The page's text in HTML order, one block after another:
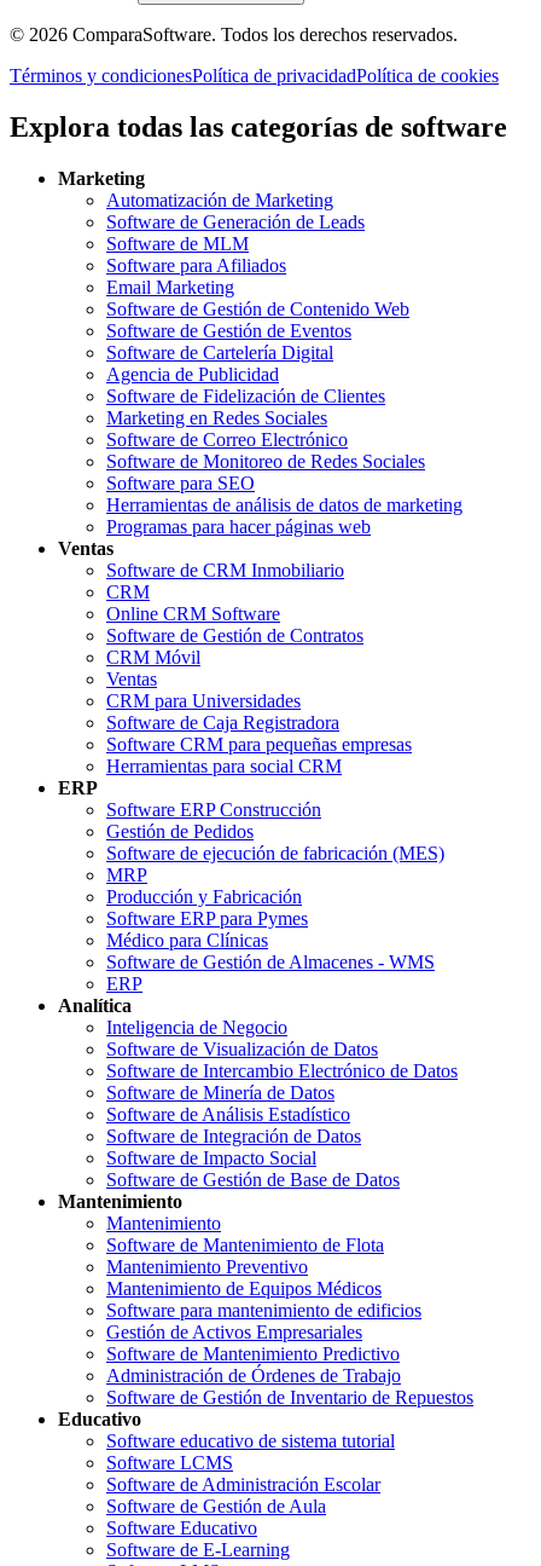
© 2026 ComparaSoftware. Todos los derechos reservados.
Términos y condicionesPolítica de privacidadPolítica de cookies
Explora todas las categorías de software
Marketing
Automatización de Marketing
Software de Generación de Leads
Software de MLM
Software para Afiliados
Email Marketing
Software de Gestión de Contenido Web
Software de Gestión de Eventos
Software de Cartelería Digital
Agencia de Publicidad
Software de Fidelización de Clientes
Marketing en Redes Sociales
Software de Correo Electrónico
Software de Monitoreo de Redes Sociales
Software para SEO
Herramientas de análisis de datos de marketing
Programas para hacer páginas web
Ventas
Software de CRM Inmobiliario
CRM
Online CRM Software
Software de Gestión de Contratos
CRM Móvil
Ventas
CRM para Universidades
Software de Caja Registradora
Software CRM para pequeñas empresas
Herramientas para social CRM
ERP
Software ERP Construcción
Gestión de Pedidos
Software de ejecución de fabricación (MES)
MRP
Producción y Fabricación
Software ERP para Pymes
Médico para Clínicas
Software de Gestión de Almacenes - WMS
ERP
Analítica
Inteligencia de Negocio
Software de Visualización de Datos
Software de Intercambio Electrónico de Datos
Software de Minería de Datos
Software de Análisis Estadístico
Software de Integración de Datos
Software de Impacto Social
Software de Gestión de Base de Datos
Mantenimiento
Mantenimiento
Software de Mantenimiento de Flota
Mantenimiento Preventivo
Mantenimiento de Equipos Médicos
Software para mantenimiento de edificios
Gestión de Activos Empresariales
Software de Mantenimiento Predictivo
Administración de Órdenes de Trabajo
Software de Gestión de Inventario de Repuestos
Educativo
Software educativo de sistema tutorial
Software LCMS
Software de Administración Escolar
Software de Gestión de Aula
Software Educativo
Software de E-Learning